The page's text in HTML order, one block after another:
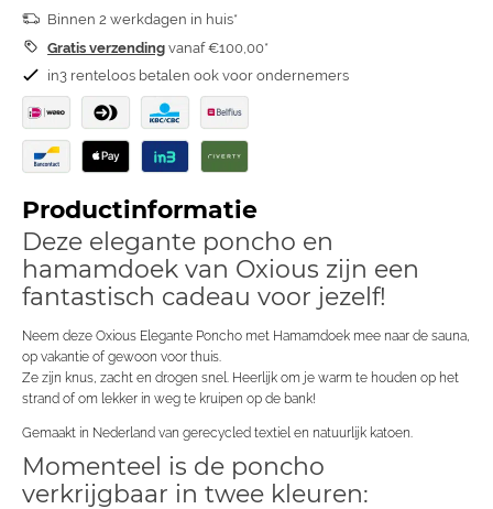
Binnen 2 werkdagen in huis*
Gratis verzending vanaf €100,00*
in3 renteloos betalen ook voor ondernemers
Productinformatie
Deze elegante poncho en
hamamdoek van Oxious zijn een
fantastisch cadeau voor jezelf!
Neem deze Oxious Elegante Poncho met Hamamdoek mee naar de sauna,
op vakantie of gewoon voor thuis.
Ze zijn knus, zacht en drogen snel. Heerlijk om je warm te houden op het
strand of om lekker in weg te kruipen op de bank!
Gemaakt in Nederland van gerecycled textiel en natuurlijk katoen.
Momenteel is de poncho
verkrijgbaar in twee kleuren: